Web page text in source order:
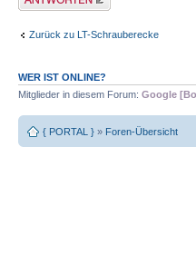
Zurück zu LT-Schrauberecke
WER IST ONLINE?
Mitglieder in diesem Forum: Google
{ PORTAL } » Foren-Übersicht